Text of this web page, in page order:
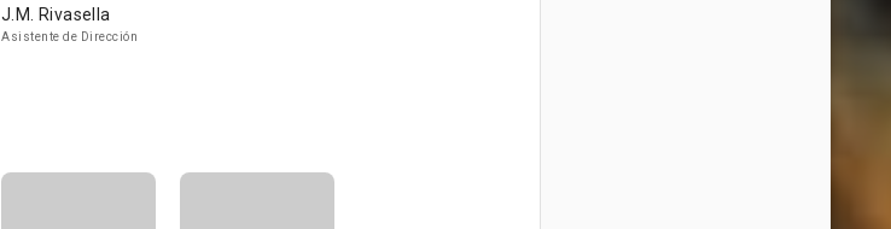
J.M. Rivasella
Asistente de Dirección